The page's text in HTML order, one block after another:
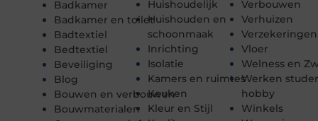
Badkamer
Badkamer en toilet
Badtextiel
Bedtextiel
Beveiliging
Blog
Bouwen en verbouwen
Bouwmaterialen
Huishoudelijk
Huishouden en
schoonmaak
Inrichting
Isolatie
Kamers en ruimtes
Keuken
Kleur en Stijl
Verbouwen
Verhuizen
Verzekeringen
Vloer
Welness en
Werken
hobby
Winkels